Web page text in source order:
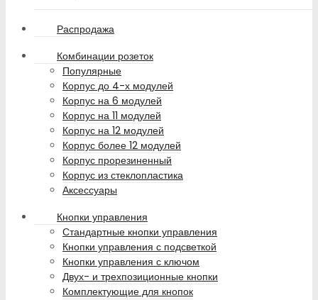
Распродажа
Комбинации розеток
Популярные
Корпус до 4-х модулей
Корпус на 6 модулей
Корпус на 11 модулей
Корпус на 12 модулей
Корпус более 12 модулей
Корпус прорезиненный
Корпус из стеклопластика
Аксессуары
Кнопки управления
Стандартные кнопки управления
Кнопки управления с подсветкой
Кнопки управления с ключом
Двух- и трехпозиционные кнопки
Комплектующие для кнопок